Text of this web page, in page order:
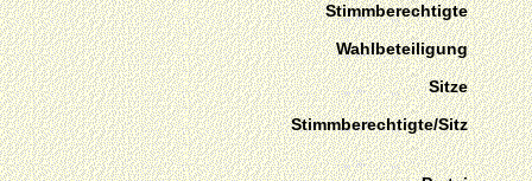
Stimmberechtigte
Wahlbeteiligung
Sitze
Stimmberechtigte/Sitz